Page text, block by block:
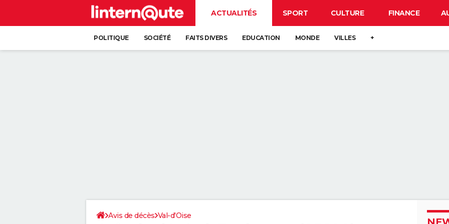
ACTUALITÉS SPORT CULTURE FINANCE
POLITIQUE SOCIÉTÉ FAITS DIVERS EDUCATION MONDE VILLES +
Avis de décès Val-d'Oise